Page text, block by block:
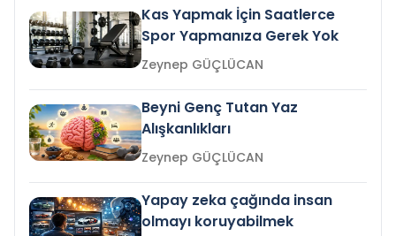
Kas Yapmak İçin Saatlerce
Spor Yapmanıza Gerek Yok
Zeynep GÜÇLÜCAN
Beyni Genç Tutan Yaz
Alışkanlıkları
Zeynep GÜÇLÜCAN
Yapay zeka çağında insan
olmayı koruyabilmek